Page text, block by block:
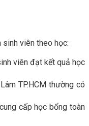
viên theo học:
viên đạt kết quả học
TP.HCM thường có
cấp học bổng toàn